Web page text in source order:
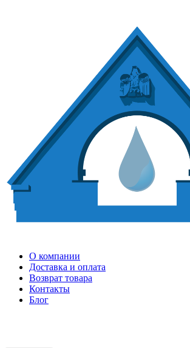
О компании
Доставка и оплата
Возврат товара
Контакты
Блог